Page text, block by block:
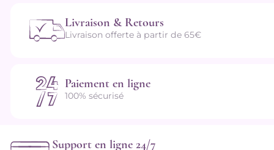
Livraison & Retours
Livraison offerte à partir de 65€
Paiement en ligne
100% sécurisé
Support en ligne 24/7